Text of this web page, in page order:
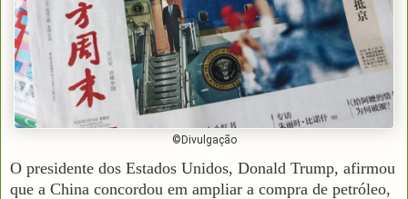
©Divulgação
O presidente dos Estados Unidos, Donald Trump, afirmou
que a China concordou em ampliar a compra de petróleo,